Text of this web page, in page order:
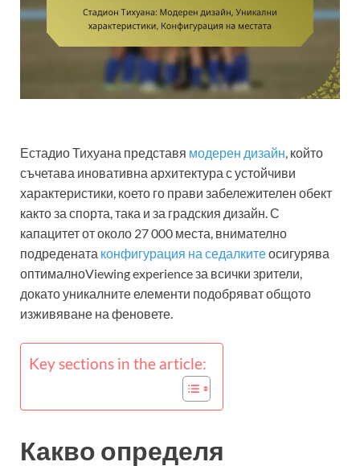
Естадио Тихуана представя модерен дизайн, който
съчетава иновативна архитектура с устойчиви
характеристики, което го прави забележителен обект
както за спорта, така и за градския дизайн. С
капацитет от около 27 000 места, внимателно
подредената конфигурация на седалкитеосигурява
оптималноViewing experience за всички зрители,
докато уникалните елементи подобряват общото
изживяване на феновете.
Key sections in the article:
Какво определя